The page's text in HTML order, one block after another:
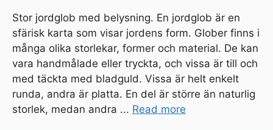
Stor jordglob med belysning. En jordglob är en
sfärisk karta som visar jordens form. Glober finns i
många olika storlekar, former och material. De kan
vara handmålade eller tryckta, och vissa är till och
med täckta med bladguld. Vissa är helt enkelt
runda, andra är platta. En del är större än naturlig
storlek, medan andra ... Read more